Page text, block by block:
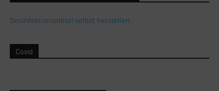
Desinfektionsmittel selbst herstellen
Covid